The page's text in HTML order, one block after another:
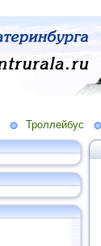
Троллейбус